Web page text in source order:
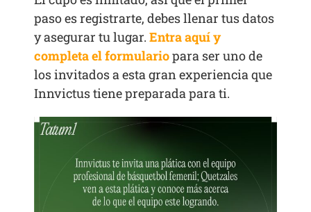
paso es registrarte, debes llenar tus datos
y asegurar tu lugar.Entra aquí y
completa el formulariopara ser uno de
los invitados a esta gran experiencia que
Innvictus tiene preparada para ti.